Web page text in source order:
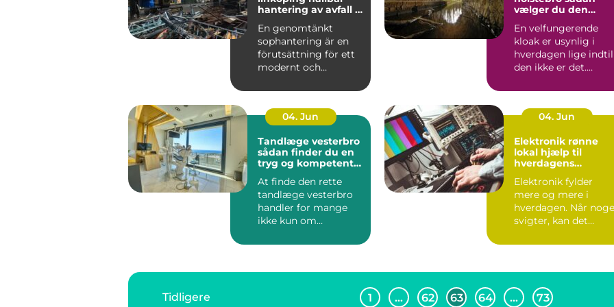
hantering av avfall i
En genomtänkt
sophantering är en
förutsättning för ett
modernt och
I en växande...
vælger du den
En velfungerende
kloak er usynlig i
hverdagen lige indtil
den ikke er det.
tilstoppede a...
04. Jun
Tandlæge vesterbro
sådan finder du en
tryg og kompetent
At finde den rette
tandlæge vesterbro
handler for mange
ikke kun om
Tryghed, ty...
04. Jun
Elektronik rønne
lokal hjælp til
hverdagens
Elektronik fylder
mere og mere i
hverdagen. Når
svigter, kan det
både arbejd...
Tidligere 1 … 62 63 64 … 73